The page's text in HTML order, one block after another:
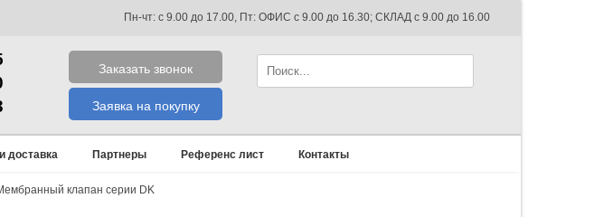
Пн-чт: с 9.00 до 17.00, Пт: ОФИС с 9.00 до 16.30; СКЛАД с 9.00 до 16.00
Заказать звонок
Заявка на покупку
доставка Партнеры Референс лист Контакты
клапан серии DK